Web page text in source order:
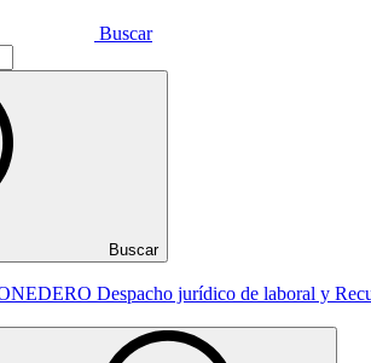
Buscar
Buscar